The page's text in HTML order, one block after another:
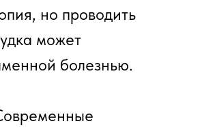
но проводить
может
болезнью.